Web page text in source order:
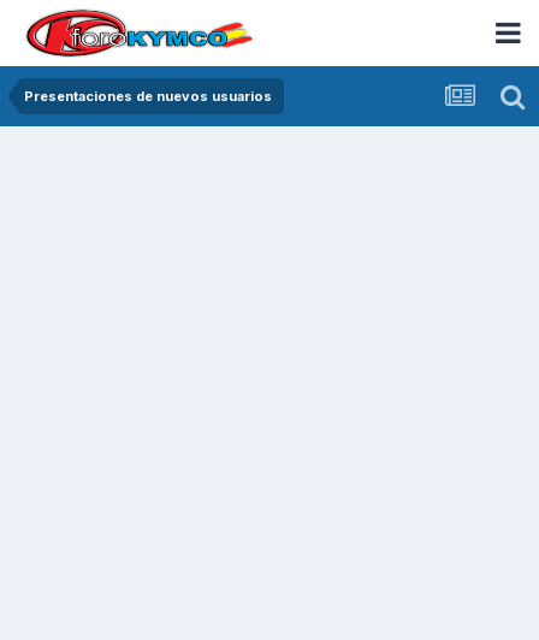
Presentaciones de nuevos usuarios